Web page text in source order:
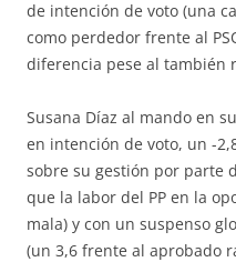
de intención de voto (una
como perdedor frente al
diferencia pese al también
Susana Díaz al mando en
en intención de voto, un -
sobre su gestión por parte
que la labor del PP en la
mala) y con un suspenso
(un 3,6 frente al aprobado